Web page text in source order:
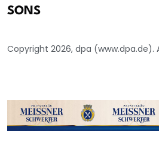
SONS
Copyright 2026, dpa (www.dpa.de).